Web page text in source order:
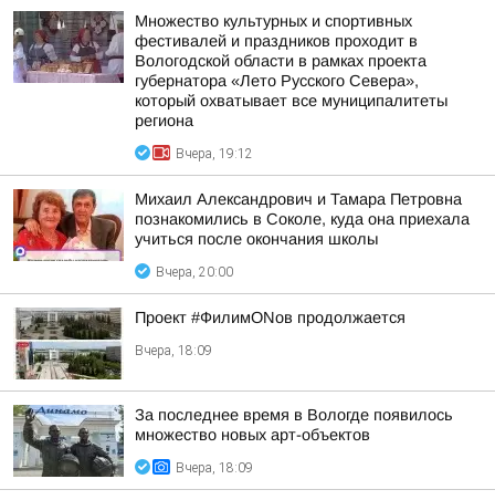
Множество культурных и спортивных
фестивалей и праздников проходит в
Вологодской области в рамках проекта
губернатора «Лето Русского Севера»,
который охватывает все муниципалитеты
региона
Вчера, 19:12
Михаил Александрович и Тамара Петровна
познакомились в Соколе, куда она приехала
учиться после окончания школы
Вчера, 20:00
Проект #ФилимONов продолжается
Вчера, 18:09
За последнее время в Вологде появилось
множество новых арт-объектов
Вчера, 18:09